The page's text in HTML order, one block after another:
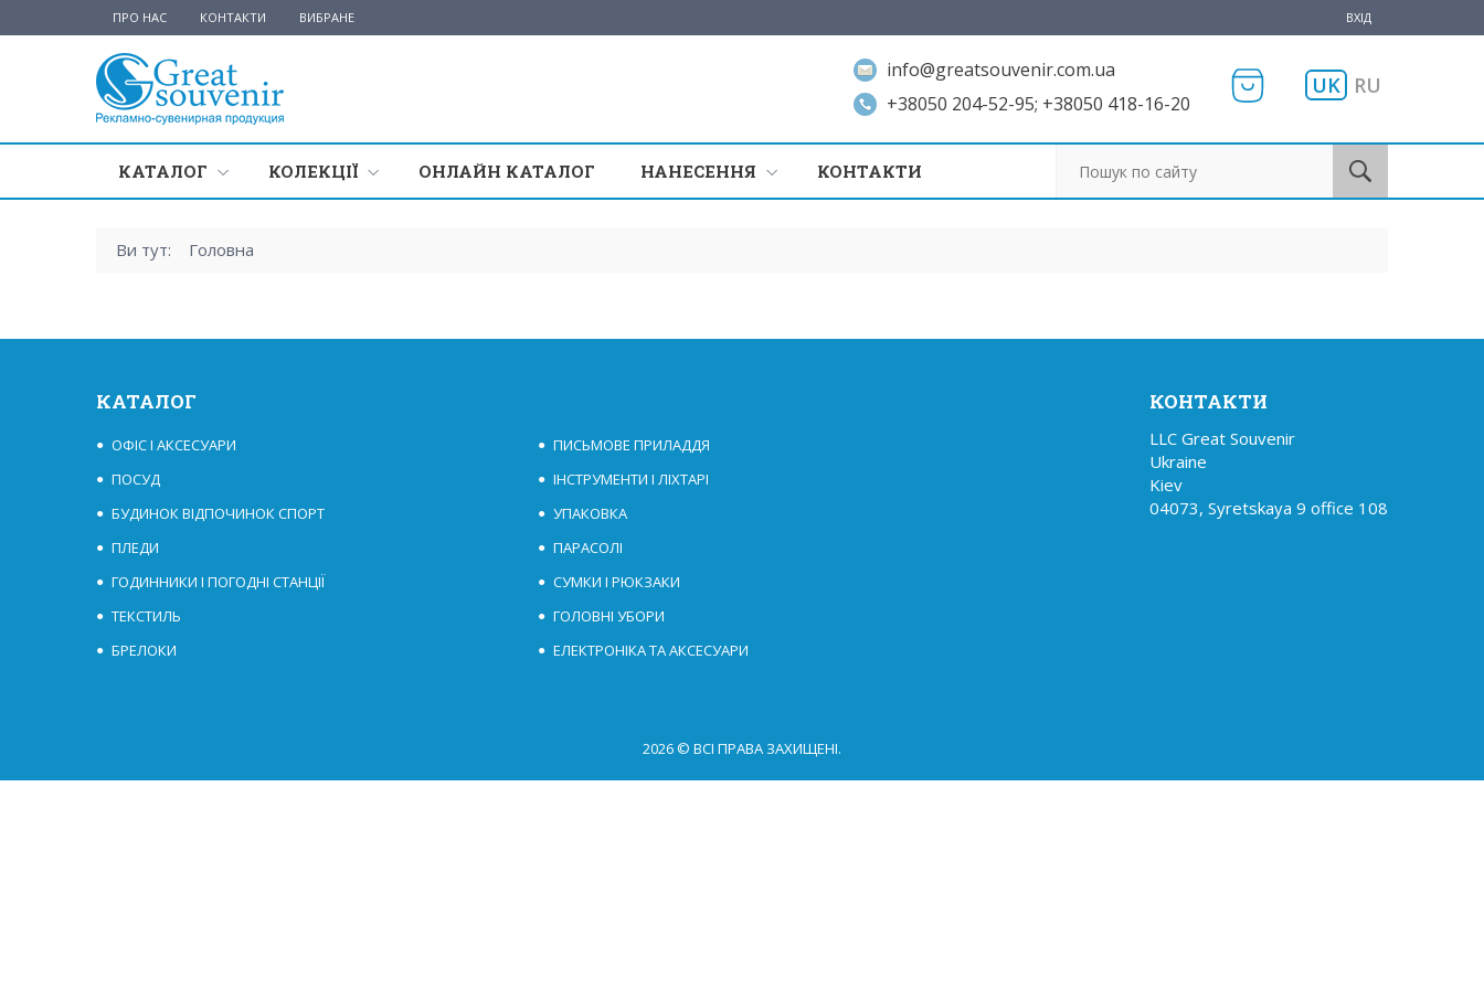
ПРО НАС КОНТАКТИ ВИБРАНЕ ВХІД
UK RU
info@greatsouvenir.com.ua
+38050 204-52-95; +38050 418-16-20
КАТАЛОГ КОЛЕКЦІЇ ОНЛАЙН КАТАЛОГ НАНЕСЕННЯ КОНТАКТИ
Ви тут: Головна
КАТАЛОГ
ОФІС І АКСЕСУАРИ
ПИСЬМОВЕ ПРИЛАДДЯ
ПОСУД
ІНСТРУМЕНТИ І ЛІХТАРІ
БУДИНОК ВІДПОЧИНОК СПОРТ
УПАКОВКА
ПЛЕДИ
ПАРАСОЛІ
ГОДИННИКИ І ПОГОДНІ СТАНЦІЇ
СУМКИ І РЮКЗАКИ
ТЕКСТИЛЬ
ГОЛОВНІ УБОРИ
БРЕЛОКИ
ЕЛЕКТРОНІКА ТА АКСЕСУАРИ
КОНТАКТИ
LLC Great Souvenir
Ukraine
Kiev
04073, Syretskaya 9 office 108
2026 © ВСІ ПРАВА ЗАХИЩЕНІ.